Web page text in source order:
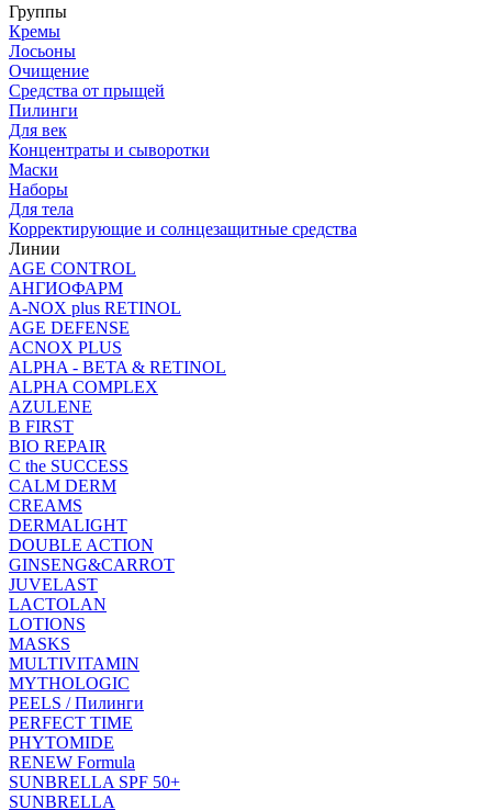
Группы
Кремы
Лосьоны
Очищение
Средства от прыщей
Пилинги
Для век
Концентраты и сыворотки
Маски
Наборы
Для тела
Корректирующие и солнцезащитные средства
Линии
AGE CONTROL
АНГИОФАРМ
A-NOX plus RETINOL
AGE DEFENSE
ACNOX PLUS
ALPHA - BETA & RETINOL
ALPHA COMPLEX
AZULENE
B FIRST
BIO REPAIR
C the SUCCESS
CALM DERM
CREAMS
DERMALIGHT
DOUBLE ACTION
GINSENG&CARROT
JUVELAST
LACTOLAN
LOTIONS
MASKS
MULTIVITAMIN
MYTHOLOGIC
PEELS / Пилинги
PERFECT TIME
PHYTOMIDE
RENEW Formula
SUNBRELLA SPF 50+
SUNBRELLA